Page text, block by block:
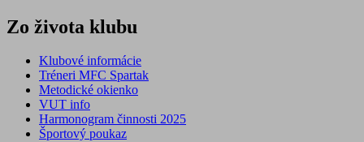
Zo života klubu
Klubové informácie
Tréneri MFC Spartak
Metodické okienko
VUT info
Harmonogram činnosti 2025
Športový poukaz